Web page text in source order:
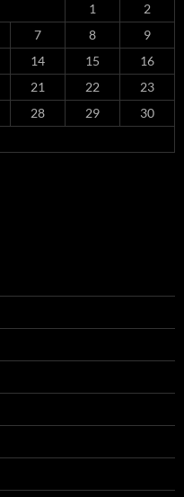
1
2
7 8
9
14 15
16
21 22
23
28 29
30